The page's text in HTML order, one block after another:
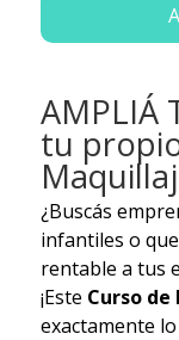
AMPLIÁ
tu
¿Buscás
infantiles o
rentable a tus
¡Este Curso
exactamente